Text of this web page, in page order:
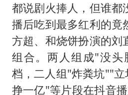
都说剧火捧人，但谁都
播后吃到最多红利的竟
方超、和烧饼扮演的刘
组合。两人组成"没头
档，二人组"炸粪坑""
挣一亿"等片段在抖音